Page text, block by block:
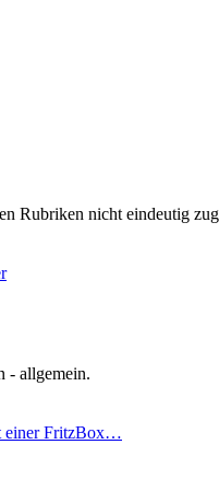
Rubriken nicht eindeutig
- allgemein.
einer FritzBox…